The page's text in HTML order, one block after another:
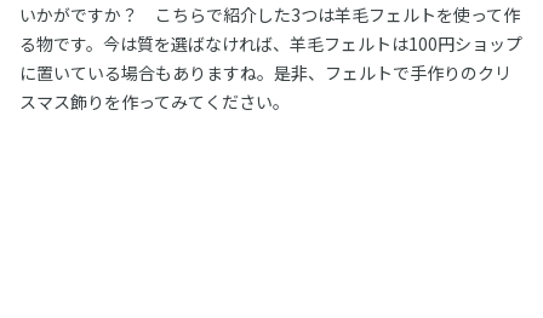
いかがですか？ こちらで紹介した3つは羊毛フェルトを使って作
る物です。今は質を選ばなければ、羊毛フェルトは100円ショップ
に置いている場合もありますね。是非、フェルトで手作りのクリ
スマス飾りを作ってみてください。